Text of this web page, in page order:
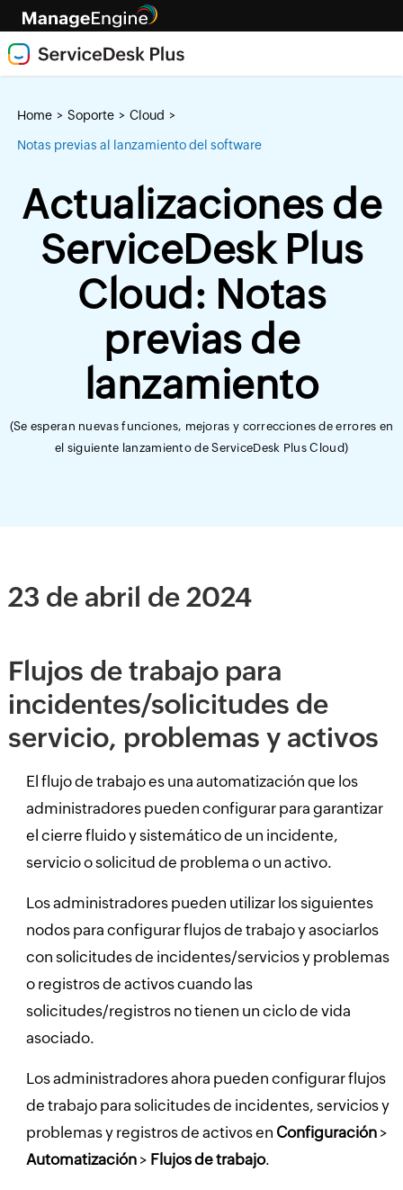
Home > Soporte > Cloud >
Notas previas al lanzamiento del software
Actualizaciones de
ServiceDesk Plus
Cloud: Notas
previas de
lanzamiento
(Se esperan nuevas funciones, mejoras y correcciones de errores en
el siguiente lanzamiento de ServiceDesk Plus Cloud)
23 de abril de 2024
Flujos de trabajo para
incidentes/solicitudes de
servicio, problemas y activos
El flujo de trabajo es una automatización que los
administradores pueden configurar para garantizar
el cierre fluido y sistemático de un incidente,
servicio o solicitud de problema o un activo.
Los administradores pueden utilizar los siguientes
nodos para configurar flujos de trabajo y asociarlos
con solicitudes de incidentes/servicios y problemas
o registros de activos cuando las
solicitudes/registros no tienen un ciclo de vida
asociado.
Los administradores ahora pueden configurar flujos
de trabajo para solicitudes de incidentes, servicios y
problemas y registros de activos en Configuración>
Automatización> Flujos de trabajo.